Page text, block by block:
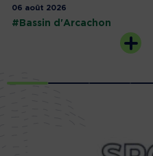
06 août 2026
#Bassin d'Arcachon